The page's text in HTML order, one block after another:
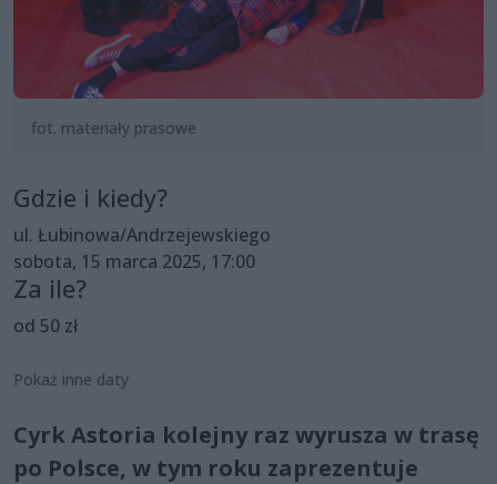
fot. materiały prasowe
Gdzie i kiedy?
ul. Łubinowa/Andrzejewskiego
sobota, 15 marca 2025, 17:00
Za ile?
od 50 zł
Pokaż inne daty
Cyrk Astoria kolejny raz wyrusza w trasę
po Polsce, w tym roku zaprezentuje